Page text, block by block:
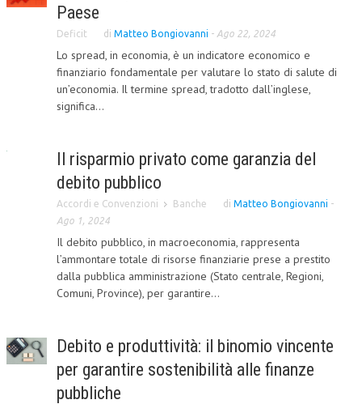
DIVENTA SOCIO
BROCHURE CE.S.E.D.
LA RIVISTA
COMITATO SCIENTIFICO
COMITATO EDITORIALE
PEER REVIEW
CODICE ETICO
ECONOMIA
CORPORATE SOCIAL RESPONSIBILITY
Paese
Deficit di Matteo Bongiovanni - Ago 22, 2024
Lo spread, in economia, è un indicatore economico e
finanziario fondamentale per valutare lo stato di salute di
un’economia. Il termine spread, tradotto dall’inglese,
significa...
Il risparmio privato come garanzia del
debito pubblico
Accordi e Convenzioni Banche di Matteo Bongiovanni -
Ago 1, 2024
Il debito pubblico, in macroeconomia, rappresenta
l’ammontare totale di risorse finanziarie prese a prestito
dalla pubblica amministrazione (Stato centrale, Regioni,
Comuni, Province), per garantire...
Debito e produttività: il binomio vincente
per garantire sostenibilità alle finanze
pubbliche